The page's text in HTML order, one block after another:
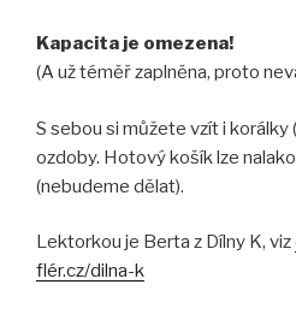
Kapacita je omezena!
(A už téměř zaplněna, proto
S sebou si můžete vzít i korálky
ozdoby. Hotový košík lze
(nebudeme dělat).
Lektorkou je Berta z Dílny K, viz
flér.cz/dilna-k